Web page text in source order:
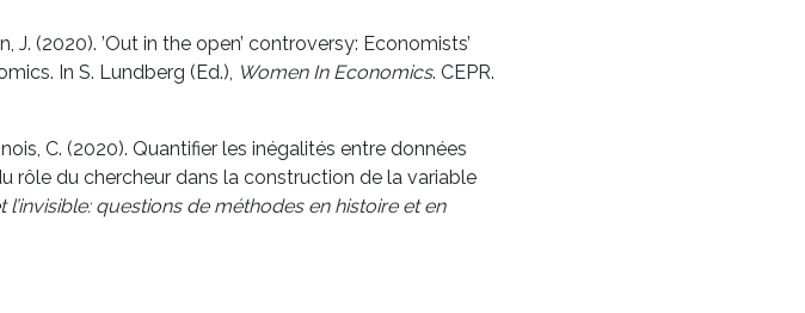
J. (2020). ’Out in the open’ controversy: Economists’
In S. Lundberg (Ed.), Women In Economics. CEPR.
C. (2020). Quantifier les inégalités entre données
rôle du chercheur dans la construction de la variable
l’invisible: questions de méthodes en histoire et en